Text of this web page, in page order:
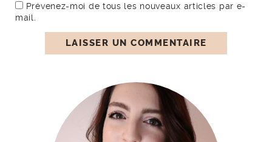
Prévenez-moi de tous les nouveaux articles par e-
mail.